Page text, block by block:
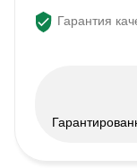
Гарантия